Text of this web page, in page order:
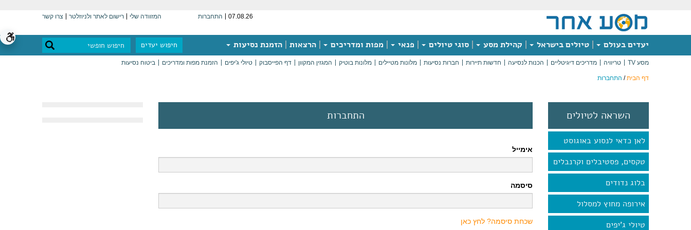
07.08.26 התחברות המזוודה שלי רישום לאתר ולניוזלטר צרו קשר
יעדים בעולם טיולים בישראל קהילת מסע סוגי טיולים פנאי מפות ומדריכים הרצאות הזמנת נסיעות חיפוש יעדים
מסע TV טריוויה מדריכים דיגיטליים הכנות לנסיעה חדשות תיירות חברות נסיעות מלונות מטיילים מלונות בוטיק המגזין המקוון דף הפייסבוק טיולי ג'יפים הזמנת מפות ומדריכים ביטוח נסיעות
דף הבית/ התחברות
השראה לטיולים
לאן כדאי לנסוע באוגוסט
טקסים, פסטיבלים וקרנבלים
בלוג נדודים
אירופה מחוץ למסלול
טיולי ג'יפים
התחברות
אימייל
סיסמה
שכחת סיסמה? לחץ כאן